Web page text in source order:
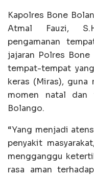
Kapolres Bone
Atmal Fauzi,
pengamanan
jajaran Polres Bone
tempat-tempat
keras (Miras), guna
momen natal dan
Bolango.
“Yang menjadi
penyakit
mengganggu
rasa aman